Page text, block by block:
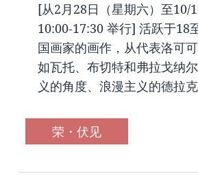
[从2月28日（星期六）至10/
10:00-17:30 举行] 活跃于18
国画家的画作，从代表洛可
如瓦托、布切特和弗拉戈纳
义的角度、浪漫主义的德拉
荣・伏见